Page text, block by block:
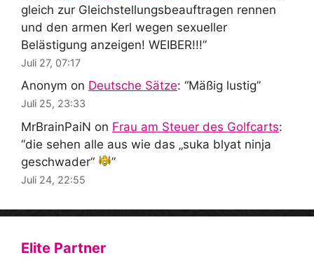
gleich zur Gleichstellungsbeauftragen rennen
und den armen Kerl wegen sexueller
Belästigung anzeigen! WEIBER!!!”
Juli 27, 07:17
Anonym on Deutsche Sätze: “Mäßig lustig”
Juli 25, 23:33
MrBrainPaiN on Frau am Steuer des Golfcarts:
“die sehen alle aus wie das „suka blyat ninja
geschwader“
”
Juli 24, 22:55
Elite Partner